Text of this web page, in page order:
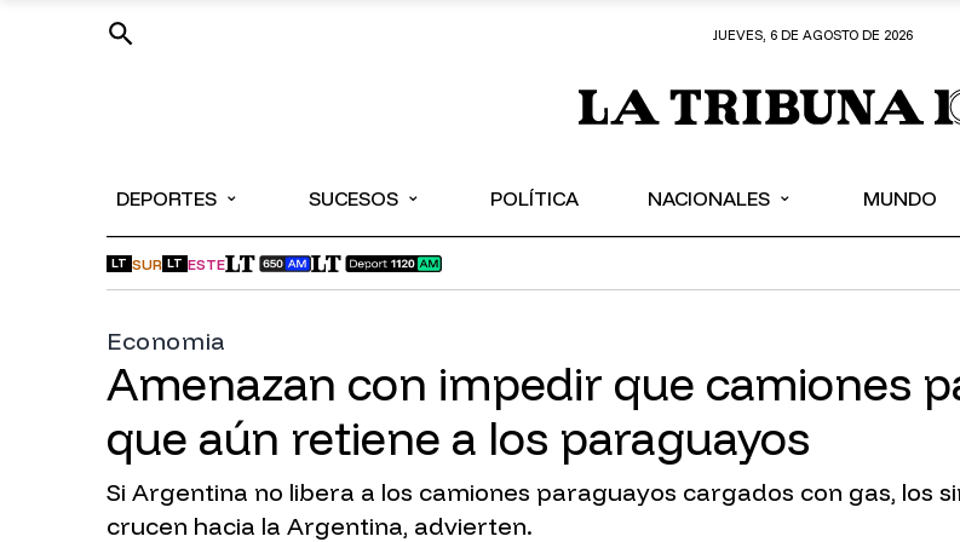
JUEVES, 6 DE AGOSTO DE 2026
DEPORTES ⌄ SUCESOS ⌄ POLÍTICA NACIONALES ⌄ MUNDO
LT SUR LT ESTE
Economia
Amenazan con impedir que camiones
que aún retiene a los paraguayos
Si Argentina no libera a los camiones paraguayos cargados con gas, los
crucen hacia la Argentina, advierten.